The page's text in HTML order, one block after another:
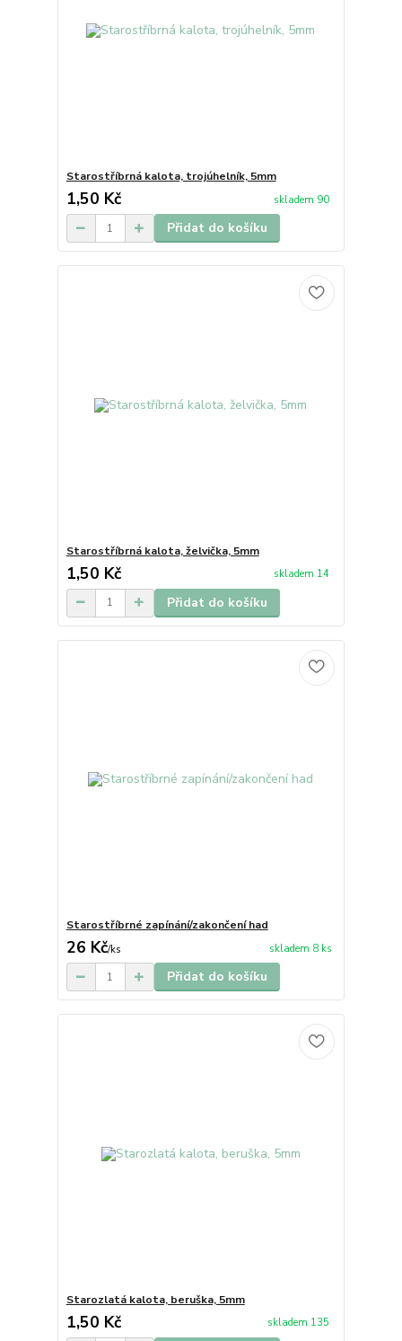
Starostříbrná kalota, trojúhelník, 5mm
1,50 Kč skladem 90
Přidat do košíku
Starostříbrná kalota, želvička, 5mm
1,50 Kč skladem 14
Přidat do košíku
Starostříbrné zapínání/zakončení had
26 Kč/ks skladem 8 ks
Přidat do košíku
Starozlatá kalota, beruška, 5mm
1,50 Kč skladem 135